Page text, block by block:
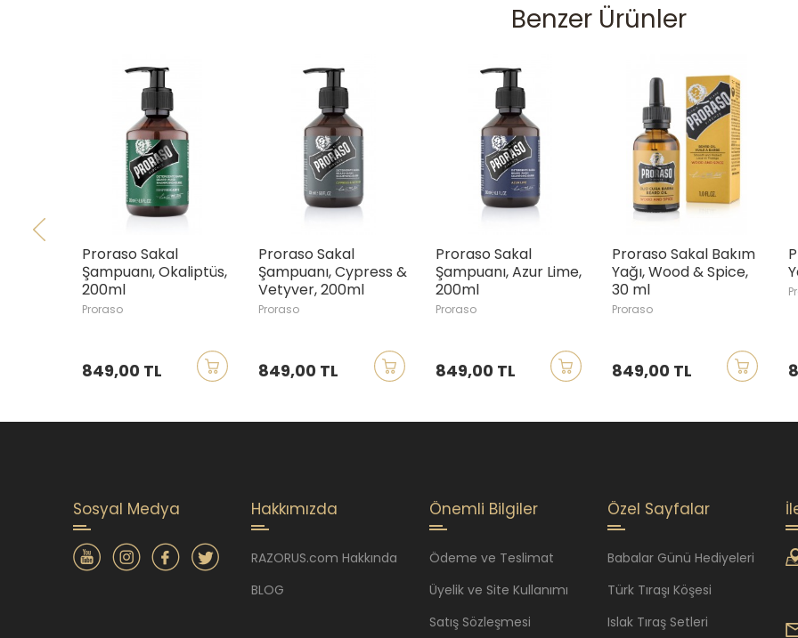
Benzer Ürünler
Proraso Sakal
Şampuanı, Okaliptüs,
849,00 TL
Proraso Sakal
Şampuanı, Cypress &
Vetyver, 200ml
849,00 TL
Proraso Sakal
Şampuanı, Azur Lime,
849,00 TL
Proraso Sakal Bakım
Yağı, Wood & Spice,
849,00 TL
Yağı,
Sosyal Medya Hakkımızda
RAZORUS.com Hakkında
BLOG
Önemli Bilgiler
Ödeme ve Teslimat
Üyelik ve Site Kullanımı
Satış Sözleşmesi
Özel Sayfalar
Babalar Günü Hediyeleri
Türk Tıraşı Köşesi
Islak Tıraş Setleri